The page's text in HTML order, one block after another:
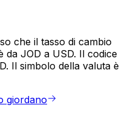
che il tasso di cambio
da JOD a USD. Il codice
Il simbolo della valuta è
giordano